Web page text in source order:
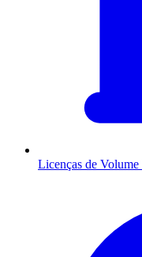
Licenças de Volume